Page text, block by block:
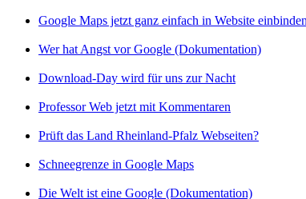
Google Maps jetzt ganz einfach in Website einbinden
Wer hat Angst vor Google (Dokumentation)
Download-Day wird für uns zur Nacht
Professor Web jetzt mit Kommentaren
Prüft das Land Rheinland-Pfalz Webseiten?
Schneegrenze in Google Maps
Die Welt ist eine Google (Dokumentation)